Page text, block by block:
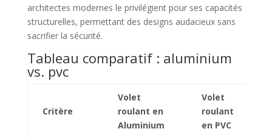
architectes modernes le privilégient pour ses capacités
structurelles, permettant des designs audacieux sans
sacrifier la sécurité.
Tableau comparatif : aluminium
vs. pvc
Critère
Volet
roulant en
Aluminium
Volet
roulant
en PVC